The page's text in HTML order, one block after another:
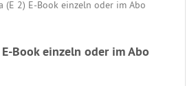
Book einzeln oder im Abo